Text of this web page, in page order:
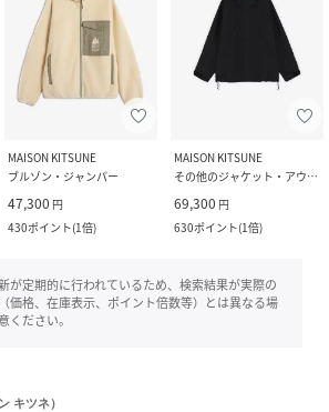
MAISON KITSUNE
ブルゾン・ジャンパー
47,300 円
430ポイント(1倍)
MAISON KITSUNE
その他のジャケット・アウター
69,300 円
630ポイント(1倍)
が定期的に行われているため、検索結果が実際の
価格、在庫表示、ポイント倍数等）とは異なる場
ください。
キツネ）